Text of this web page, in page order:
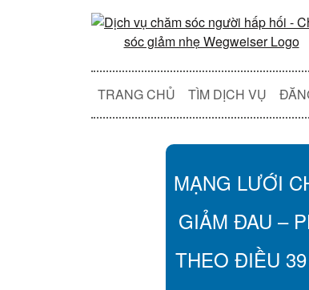
TRANG CHỦ TÌM DỊCH VỤ
MẠNG LƯỚI
GIẢM ĐAU –
THEO ĐIỀU